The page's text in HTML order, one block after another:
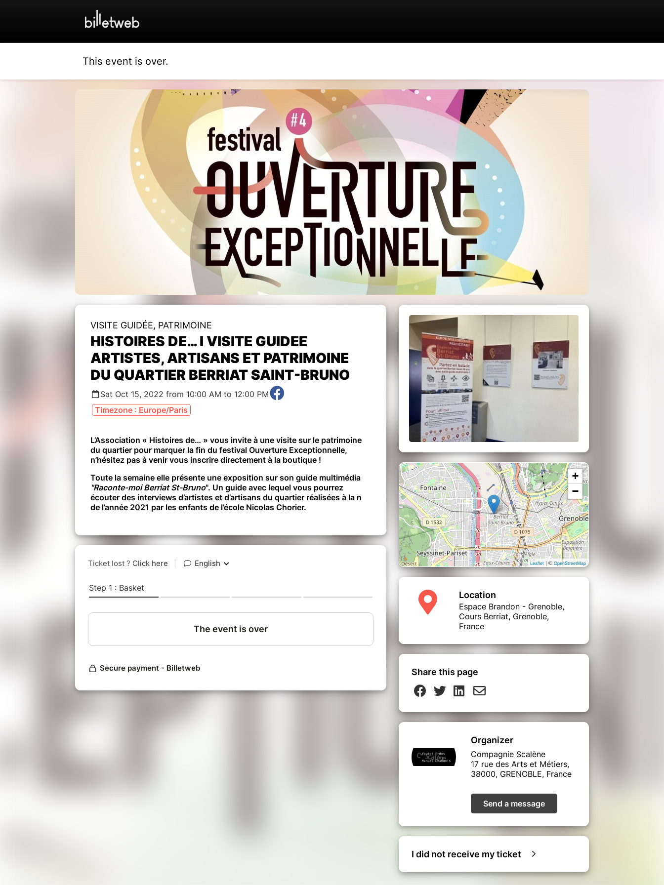
This event is over.
VISITE GUIDÉE, PATRIMOINE
HISTOIRES DE… I VISITE GUIDEE
ARTISTES, ARTISANS ET PATRIMOINE
DU QUARTIER BERRIAT SAINT-BRUNO
Sat Oct 15, 2022 from 10:00 AM to 12:00 PM
Timezone : Europe/Paris
L’Association « Histoires de… » vous invite à une visite sur le patrimoine
du quartier pour marquer la fin du festival Ouverture Exceptionnelle,
n’hésitez pas à venir vous inscrire directement à la boutique !
Toute la semaine elle présente une exposition sur son guide multimédia
"Raconte-moi Berriat St-Bruno". Un guide avec lequel vous pourrez
écouter des interviews d’artistes et d’artisans du quartier réalisées à la n
de l’année 2021 par les enfants de l’école Nicolas Chorier.
+
−
Leaflet | © OpenStreetMap
Location
Espace Brandon - Grenoble,
Cours Berriat, Grenoble,
France
Share this page
Organizer
Compagnie Scalène
17 rue des Arts et Métiers,
38000, GRENOBLE, France
Send a message
I did not receive my ticket